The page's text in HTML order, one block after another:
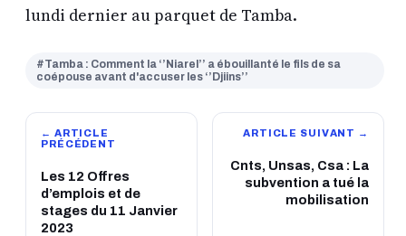
lundi dernier au parquet de Tamba.
#Tamba : Comment la ‘’Niarel’’ a ébouillanté le fils de sa
coépouse avant d'accuser les ‘’Djiins’’
← ARTICLE
PRÉCÉDENT
Les 12 Offres
d’emplois et de
stages du 11 Janvier
2023
ARTICLE SUIVANT →
Cnts, Unsas, Csa : La
subvention a tué la
mobilisation